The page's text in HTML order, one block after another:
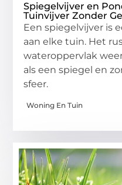
Spiegelvijver en
Tuinvijver Zonder
Een spiegelvijver is
aan elke tuin. Het
wateroppervlak
als een spiegel en
sfeer.
Woning En Tuin